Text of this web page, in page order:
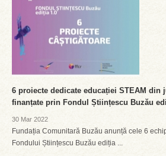
6 proiecte dedicate educației STEAM din
finanțate prin Fondul Științescu Buzău
30 Mar 2022
Fundația Comunitară Buzău anunță cele 6
Fondului Științescu Buzău ediția ...